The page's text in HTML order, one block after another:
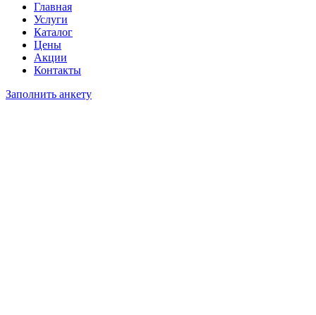
Главная
Услуги
Каталог
Цены
Акции
Контакты
Заполнить анкету